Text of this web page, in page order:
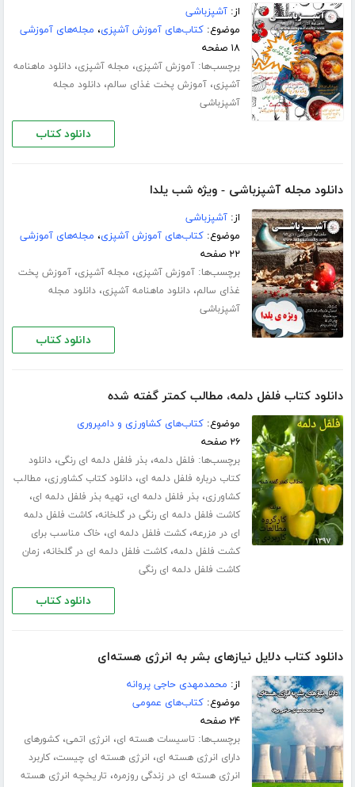
از:آشپزباشی
موضوع:کتاب‌های آموزش آشپزی، مجله‌های آموزشی
۱۸ صفحه
برچسب‌ها:آموزش آشپزی، مجله آشپزی،دانلود ماهنامه
آشپزی،آموزش پخت غذای سالم،دانلود مجله
آشپزباشی
دانلود کتاب
دانلود مجله آشپزباشی - ویژه شب یلدا
از:آشپزباشی
موضوع:کتاب‌های آموزش آشپزی، مجله‌های آموزشی
۲۲ صفحه
برچسب‌ها:آموزش آشپزی، مجله آشپزی،آموزش پخت
غذای سالم،دانلود ماهنامه آشپزی،دانلود مجله
آشپزباشی
دانلود کتاب
دانلود کتاب فلفل دلمه، مطالب کمتر گفته شده
موضوع:کتاب‌های کشاورزی و دامپروری
۲۶ صفحه
برچسب‌ها: فلفل دلمه،بذر فلفل دلمه ای رنگی،دانلود
کتاب درباره فلفل دلمه ای،دانلود کتاب کشاورزی، مطالب
کشاورزی،بذر فلفل دلمه ای، تهیه بذر فلفل دلمه ای،
کاشت فلفل دلمه ای رنگی در گلخانه،کاشت فلفل دلمه
ای در مزرعه،کشت فلفل دلمه ای، خاک مناسب برای
کشت فلفل دلمه،کاشت فلفل دلمه ای در گلخانه، زمان
کاشت فلفل دلمه ای رنگی
دانلود کتاب
دانلود کتاب دلایل نیازهای بشر به انرژی هسته‌ای
از: محمدمهدی حاجی پروانه
موضوع:کتاب‌های عمومی
۲۴ صفحه
برچسب‌ها: تاسیسات هسته ای، انرژی اتمی،کشورهای
دارای انرژی هسته ای، انرژی هسته ای چیست،کاربرد
انرژی هسته ای در زندگی روزمره، تاریخچه انرژی هسته